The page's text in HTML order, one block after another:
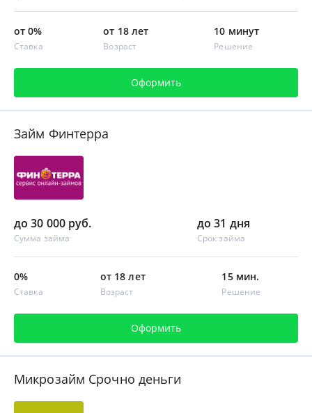
от 0%
Ставка
от 18 лет
Возраст
10 минут
Решение
Оформить
Займ Финтерра
до 30 000 руб.
Сумма займа
до 31 дня
Срок займа
0%
Ставка
от 18 лет
Возраст
15 мин.
Решение
Оформить
Микрозайм Срочно деньги